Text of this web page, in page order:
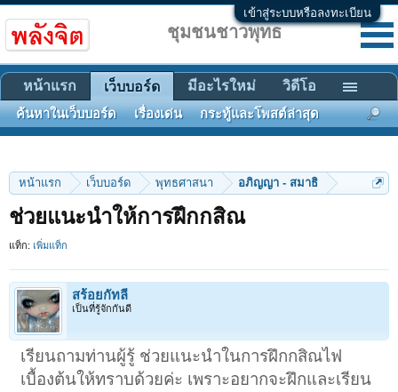
เข้าสู่ระบบหรือลงทะเบียน
หน้าแรก เว็บบอร์ด พุทธศาสนา อภิญญา - สมาธิ
ช่วยแนะนำให้การฝึกกสิณ
แท็ก: เพิ่มแท็ก
สร้อยกัทลี
เป็นที่รู้จักกันดี
เรียนถามท่านผู้รู้ ช่วยแนะนำในการฝึกกสิณไฟ
เบื้องต้นให้ทราบด้วยค่ะ เพราะอยากจะฝึกและเรียน
ชุมชนชาวพุทธ
หน้าแรก เว็บบอร์ด
ค้นหาในเว็บบอร์ด เรื่องเด่น กระทู้และโพสต์ล่าสุด
มีอะไรใหม่ วิดีโอ